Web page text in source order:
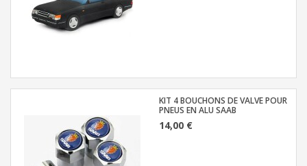
KIT 4 BOUCHONS DE VALVE POUR
PNEUS EN ALU SAAB
14,00 €